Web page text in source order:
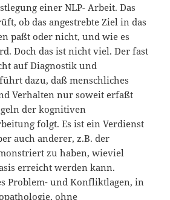
einer NLP- Arbeit. Das
ob das angestrebte Ziel in das
paßt oder nicht, und wie es
Doch das ist nicht viel. Der fast
auf Diagnostik und
dazu, daß menschliches
Verhalten nur soweit erfaßt
der kognitiven
folgt. Es ist ein Verdienst
auch anderer, z.B. der
zu haben, wieviel
erreicht werden kann.
Problem- und Konfliktlagen, in
ohne